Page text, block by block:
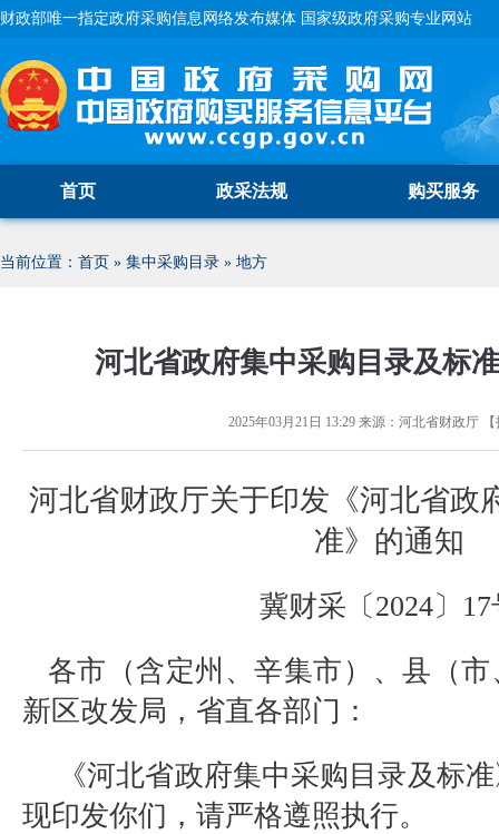
财政部唯一指定政府采购信息网络发布媒体 国家级政府采购专业网站
首页 政采法规 购买服务
当前位置： 首页 » 集中采购目录 » 地方
河北省政府集中采购目录及标
2025年03月21日 13:29来源： 河北省财政厅【
河北省财政厅关于印发《河北省政
准》的通知
冀财采〔 2024〕 17
各市（含定州、辛集市）、县（
新区改发局，省直各部门：
《河北省政府集中采购目录及标
现印发你们，请严格遵照执行。